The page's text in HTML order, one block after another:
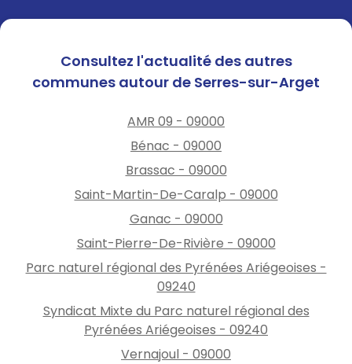
Consultez l'actualité des autres
communes autour de Serres-sur-Arget
AMR 09 - 09000
Bénac - 09000
Brassac - 09000
Saint-Martin-De-Caralp - 09000
Ganac - 09000
Saint-Pierre-De-Rivière - 09000
Parc naturel régional des Pyrénées Ariégeoises -
09240
Syndicat Mixte du Parc naturel régional des
Pyrénées Ariégeoises - 09240
Vernajoul - 09000